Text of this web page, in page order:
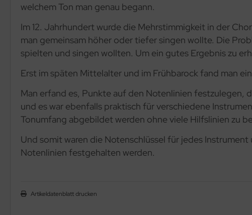
welchem Ton man genau begann.
Im 12. Jahrhundert wurde die Mehrstimmigkeit in der
man gemeinsam höher oder tiefer singen wollte. Die
spielten und singen wollten. Um ein gutes Ergebnis zu
Erst im späten Mittelalter und im Frühbarock fand man
Man erfand es, Punkte auf den Notenlinien
und es war ebenfalls praktisch für verschiedene
Tonumfang abgebildet werden ohne viele Hilfslinien zu
Und somit waren die Notenschlüssel für jedes
Notenlinien festgehalten werden.
Artikeldatenblatt drucken